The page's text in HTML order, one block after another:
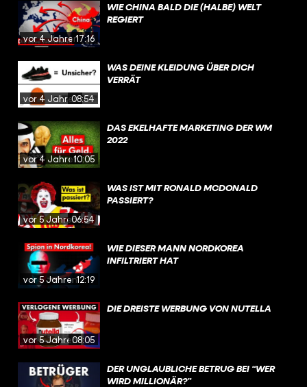
vor 4 Jahren17:16
WIE CHINA BALD DIE (HALBE) WELT
REGIERT
vor 4 Jahren08:54
WAS DEINE KLEIDUNG ÜBER DICH
VERRÄT
vor 4 Jahren10:05
DAS EKELHAFTE MARKETING DER WM
2022
vor 5 Jahren06:54
WAS IST MIT RONALD MCDONALD
PASSIERT?
vor 5 Jahren12:19
WIE DIESER MANN NORDKOREA
INFILTRIERT HAT
vor 5 Jahren08:05
DIE DREISTE WERBUNG VON NUTELLA
DER UNGLAUBLICHE BETRUG BEI “WER
WIRD MILLIONÄR?”